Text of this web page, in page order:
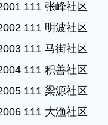
111 张峰社区
111 明波社区
111 马街社区
111 积善社区
111 梁源社区
111 大渔社区